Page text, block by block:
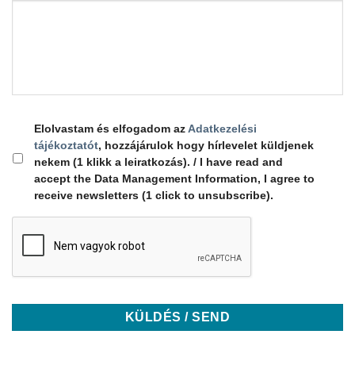
Elolvastam és elfogadom azAdatkezelési
tájékoztatót, hozzájárulok hogy hírlevelet küldjenek
nekem (1 klikk a leiratkozás). / I have read and
accept the Data Management Information, I agree to
receive newsletters (1 click to unsubscribe).